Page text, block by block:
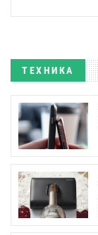
ТЕХНИКА